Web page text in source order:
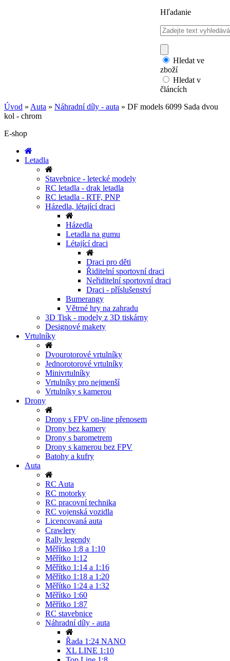
Hľadanie
Hledat ve
zboží
Hledat v
článcích
Úvod » Auta » Náhradní díly - auta » DF models 6099 Sada dvou
kol - chrom
E-shop
Letadla
Stavebnice - letecké modely
RC letadla - drak letadla
RC letadla - RTF, PNP
Házedla, létající draci
Házedla
Letadla na gumu
Létající draci
Draci pro děti
Řiditelní sportovní draci
Neřiditelní sportovní draci
Draci - příslušenství
Bumerangy
Větrné hry na zahradu
3D Tisk - modely z 3D tiskárny
Designové makety
Vrtulníky
Dvourotorové vrtulníky
Jednorotorové vrtulníky
Minivrtulníky
Vrtulníky pro nejmenší
Vrtulníky s kamerou
Drony
Drony s FPV on-line přenosem
Drony bez kamery
Drony s barometrem
Drony s kamerou bez FPV
Batohy a kufry
Auta
RC Auta
RC motorky
RC pracovní technika
RC vojenská vozidla
Licencovaná auta
Crawlery
Rally legendy
Měřítko 1:8 a 1:10
Měřítko 1:12
Měřítko 1:14 a 1:16
Měřítko 1:18 a 1:20
Měřítko 1:24 a 1:32
Měřítko 1:60
Měřítko 1:87
RC stavebnice
Náhradní díly - auta
Řada 1:24 NANO
XL LINE 1:10